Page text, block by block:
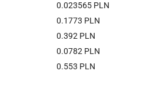
0.023565 PLN
0.1773 PLN
0.392 PLN
0.0782 PLN
0.553 PLN